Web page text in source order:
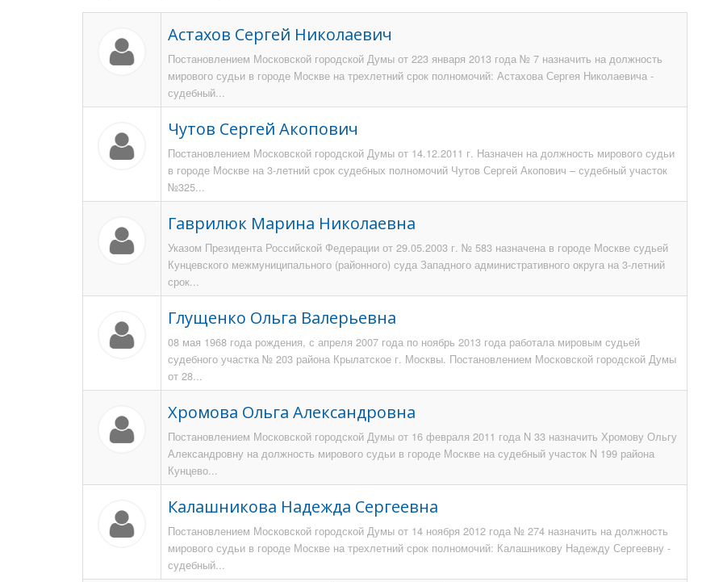
Астахов Сергей Николаевич
Постановлением Московской городской Думы от 223 января 2013 года № 7 назначить на должность
мирового судьи в городе Москве на трехлетний срок полномочий: Астахова Сергея Николаевича -
судебный...
Чутов Сергей Акопович
Постановлением Московской городской Думы от 14.12.2011 г. Назначен на должность мирового судьи
в городе Москве на 3-летний срок судебных полномочий Чутов Сергей Акопович – судебный участок
№325...
Гаврилюк Марина Николаевна
Указом Президента Российской Федерации от 29.05.2003 г. № 583 назначена в городе Москве судьей
Кунцевского межмуниципального (районного) суда Западного административного округа на 3-летний
срок...
Глущенко Ольга Валерьевна
08 мая 1968 года рождения, с апреля 2007 года по ноябрь 2013 года работала мировым судьей
судебного участка № 203 района Крылатское г. Москвы. Постановлением Московской городской Думы
от 28...
Хромова Ольга Александровна
Постановлением Московской городской Думы от 16 февраля 2011 года N 33 назначить Хромову Ольгу
Александровну на должность мирового судьи в городе Москве на судебный участок N 199 района
Кунцево...
Калашникова Надежда Сергеевна
Постановлением Московской городской Думы от 14 ноября 2012 года № 274 назначить на должность
мирового судьи в городе Москве на трехлетний срок полномочий: Калашникову Надежду Сергеевну -
судебный...